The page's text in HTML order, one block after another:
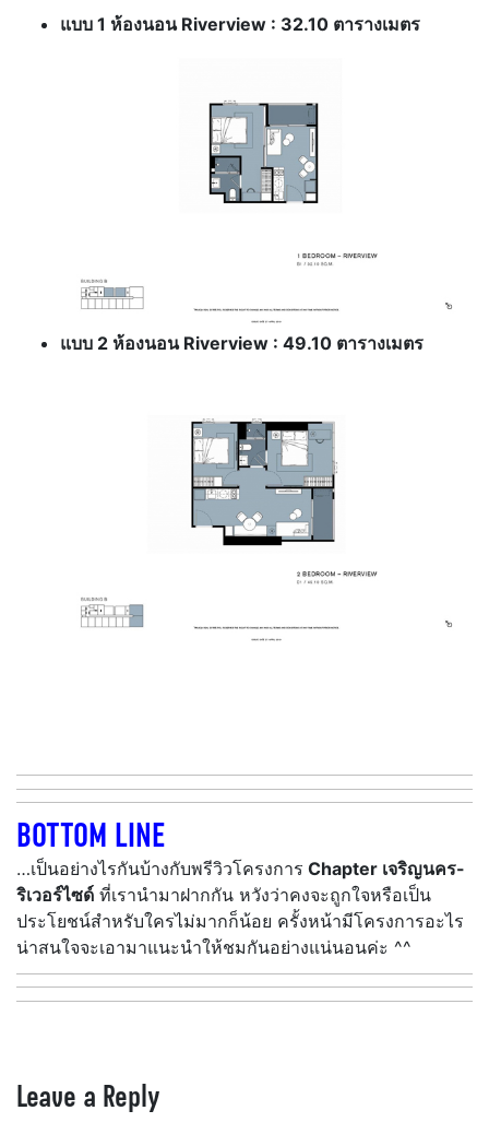
แบบ 1 ห้องนอน Riverview : 32.10 ตารางเมตร
แบบ 2 ห้องนอน Riverview : 49.10 ตารางเมตร
BOTTOM LINE
…เป็นอย่างไรกันบ้างกับพรีวิวโครงการ Chapter เจริญนคร-
ริเวอร์ไซด์ ที่เรานำมาฝากกัน หวังว่าคงจะถูกใจหรือเป็น
ประโยชน์สำหรับใครไม่มากก็น้อย ครั้งหน้ามีโครงการอะไร
น่าสนใจจะเอามาแนะนำให้ชมกันอย่างแน่นอนค่ะ ^^
Leave a Reply